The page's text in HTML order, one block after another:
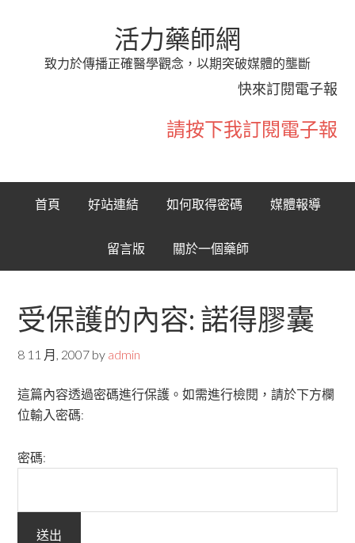
活力藥師網
致力於傳播正確醫學觀念，以期突破媒體的壟斷
快來訂閱電子報
請按下我訂閱電子報
首頁 好站連結 如何取得密碼 媒體報導
留言版 關於一個藥師
受保護的內容: 諾得膠囊
8 11 月, 2007 by admin
這篇內容透過密碼進行保護。如需進行檢閱，請於下方欄
位輸入密碼:
密碼: